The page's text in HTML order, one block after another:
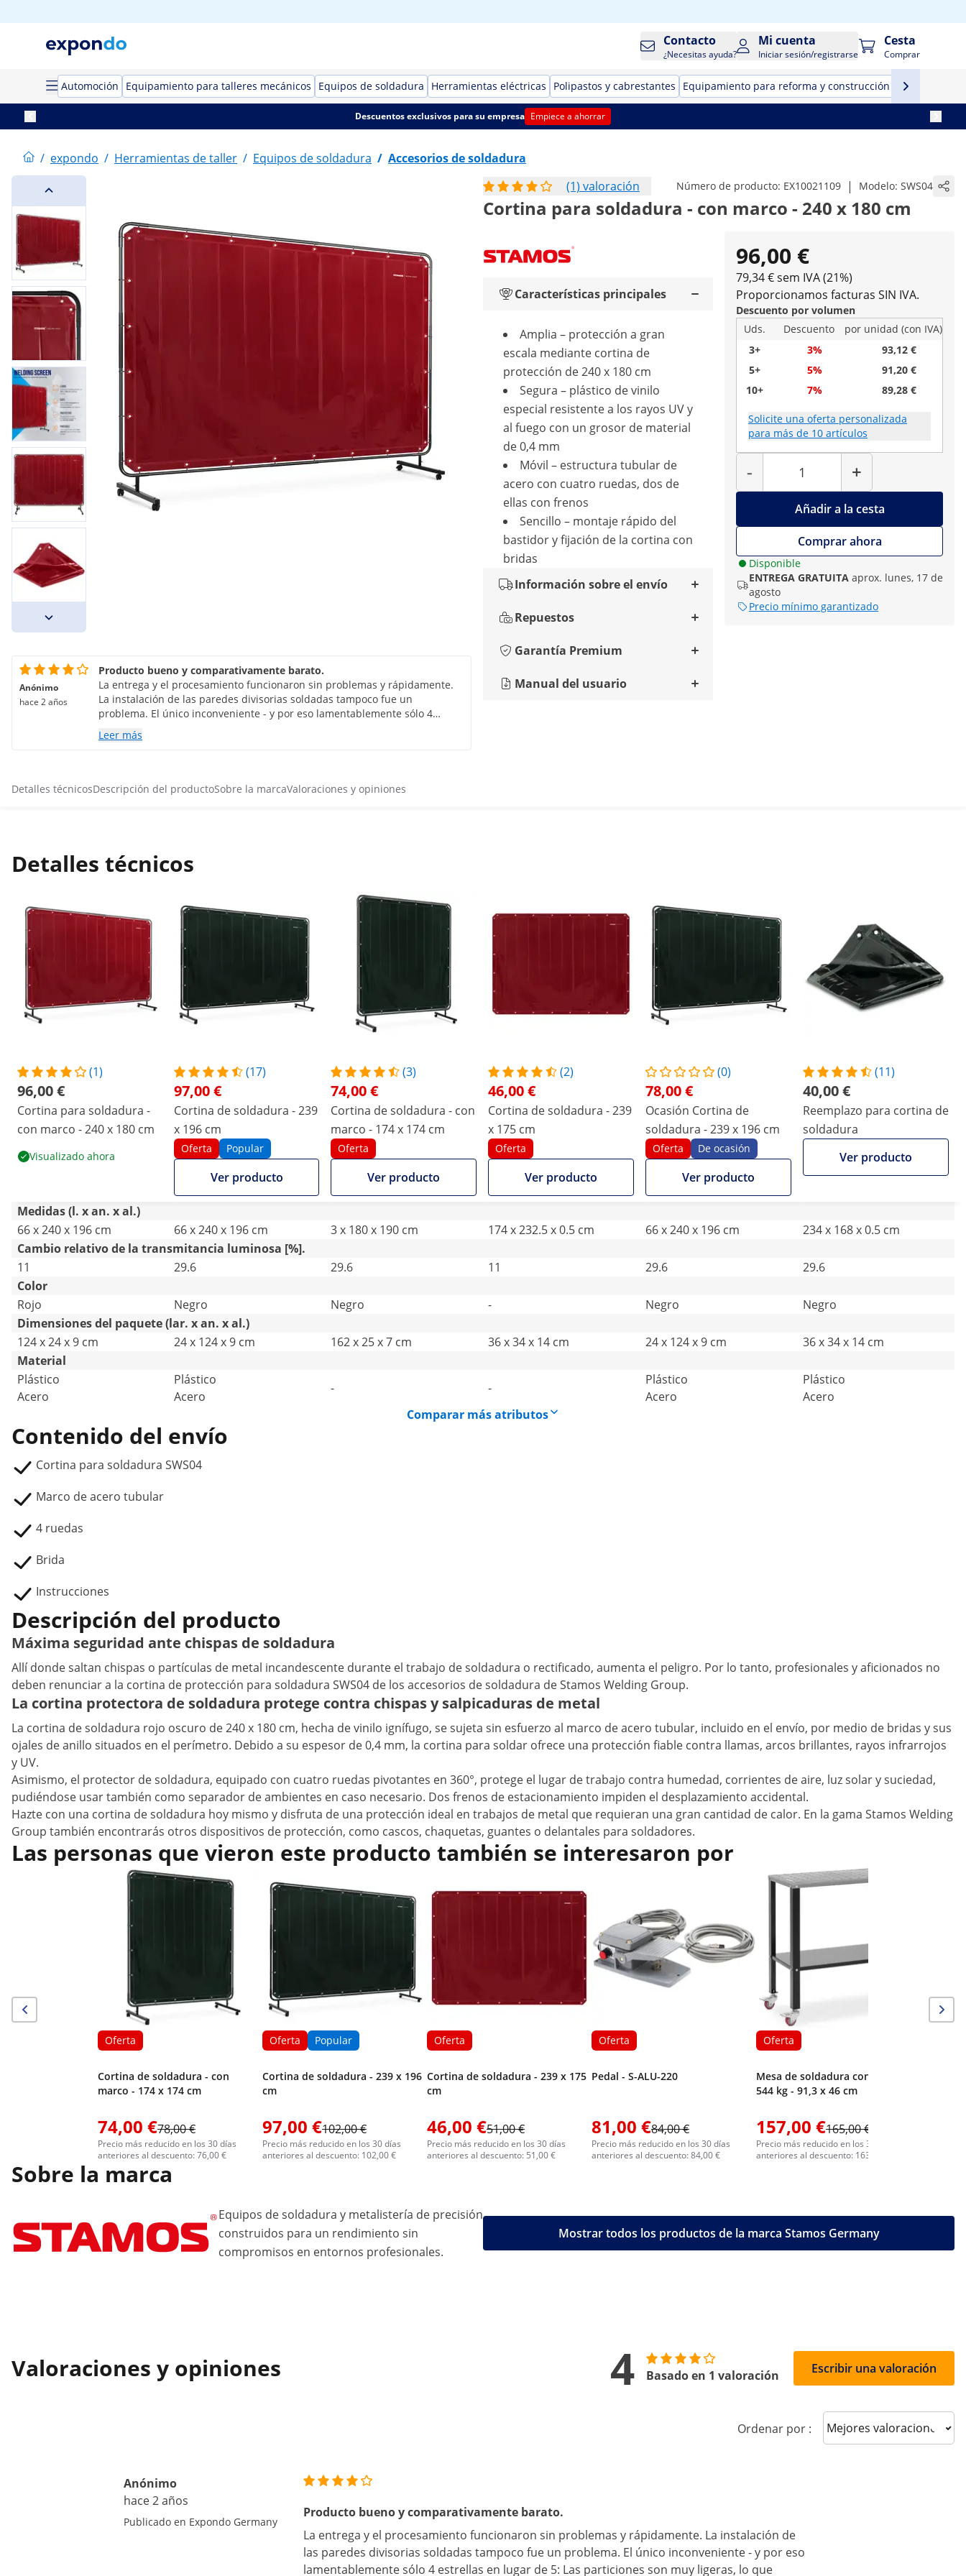
Contacto
¿Necesitas ayuda?
Mi cuenta
Iniciar sesión/registrarse
Cesta
Comprar
Automoción Equipamiento para talleres mecánicos Equipos de soldadura Herramientas eléctricas Polipastos y cabrestantes Equipamiento para reforma y construcción
Descuentos exclusivos para su empresa Empiece a ahorrar
/ expondo / Herramientas de taller / Equipos de soldadura / Accesorios de soldadura
(1) valoración
Número de producto: EX10021109 | Modelo: SWS04
Cortina para soldadura - con marco - 240 x 180 cm
96,00 €
79,34 € sem IVA (21%)
Proporcionamos facturas SIN IVA.
Descuento por volumen
Uds.
Descuento
por unidad (con IVA)
3+
3%
93,12 €
5+
5%
91,20 €
10+
7% 89,28 €
Solicite una oferta personalizada
para más de 10 artículos
-
Cantidad
+
Añadir a la cesta
Comprar ahora
Disponible
ENTREGA GRATUITA aprox. lunes, 17 de
agosto
Precio mínimo garantizado
Características principales
Amplia – protección a gran
escala mediante cortina de
protección de 240 x 180 cm
Segura – plástico de vinilo
especial resistente a los rayos UV y
al fuego con un grosor de material
de 0,4 mm
Móvil – estructura tubular de
acero con cuatro ruedas, dos de
ellas con frenos
Sencillo – montaje rápido del
bastidor y fijación de la cortina con
bridas
Información sobre el envío
Repuestos
Garantía Premium
Manual del usuario
Anónimo
hace 2 años
Producto bueno y comparativamente barato.
La entrega y el procesamiento funcionaron sin problemas y rápidamente.
La instalación de las paredes divisorias soldadas tampoco fue un
problema. El único inconveniente - y por eso lamentablemente sólo 4
estrellas en lugar de 5: Las particiones son muy ligeras, lo que
naturalmente las hace muy móviles, pero esto significa que la estabilidad
Leer más
Detalles técnicosDescripción del productoSobre la marcaValoraciones y opiniones
Detalles técnicos
(1)
96,00 €
Cortina para soldadura -
con marco - 240 x 180 cm
Visualizado ahora
(17)
97,00 €
Cortina de soldadura - 239
x 196 cm
Oferta Popular
Ver producto
(3)
74,00 €
Cortina de soldadura - con
marco - 174 x 174 cm
Oferta
Ver producto
(2)
46,00 €
Cortina de soldadura - 239
x 175 cm
Oferta
Ver producto
(0)
78,00 €
Ocasión Cortina de
soldadura - 239 x 196 cm
Oferta De ocasión
Ver producto
(11)
40,00 €
Reemplazo para cortina de
soldadura
Ver producto
Medidas (l. x an. x al.)
66 x 240 x 196 cm
66 x 240 x 196 cm 3 x 180 x 190 cm 174 x 232.5 x 0.5 cm 66 x 240 x 196 cm
234 x 168 x 0.5 cm
Cambio relativo de la transmitancia luminosa [%].
11
29.6 29.6 11 29.6
29.6
Color
Rojo
Negro Negro - Negro
Negro
Dimensiones del paquete (lar. x an. x al.)
124 x 24 x 9 cm
24 x 124 x 9 cm 162 x 25 x 7 cm 36 x 34 x 14 cm 24 x 124 x 9 cm
36 x 34 x 14 cm
Material
Plástico
Acero
Plástico
Acero
- -
Plástico
Acero
Plástico
Acero
Comparar más atributos
Contenido del envío
Cortina para soldadura SWS04
Marco de acero tubular
4 ruedas
Brida
Instrucciones
Descripción del producto
Máxima seguridad ante chispas de soldadura
Allí donde saltan chispas o partículas de metal incandescente durante el trabajo de soldadura o rectificado, aumenta el peligro. Por lo tanto, profesionales y aficionados no
deben renunciar a la cortina de protección para soldadura SWS04 de los accesorios de soldadura de Stamos Welding Group.
La cortina protectora de soldadura protege contra chispas y salpicaduras de metal
La cortina de soldadura rojo oscuro de 240 x 180 cm, hecha de vinilo ignífugo, se sujeta sin esfuerzo al marco de acero tubular, incluido en el envío, por medio de bridas y sus
ojales de anillo situados en el perímetro. Debido a su espesor de 0,4 mm, la cortina para soldar ofrece una protección fiable contra llamas, arcos brillantes, rayos infrarrojos
y UV.
Asimismo, el protector de soldadura, equipado con cuatro ruedas pivotantes en 360°, protege el lugar de trabajo contra humedad, corrientes de aire, luz solar y suciedad,
pudiéndose usar también como separador de ambientes en caso necesario. Dos frenos de estacionamiento impiden el desplazamiento accidental.
Hazte con una cortina de soldadura hoy mismo y disfruta de una protección ideal en trabajos de metal que requieran una gran cantidad de calor. En la gama Stamos Welding
Group también encontrarás otros dispositivos de protección, como cascos, chaquetas, guantes o delantales para soldadores.
Las personas que vieron este producto también se interesaron por
Oferta
Cortina de soldadura - con
marco - 174 x 174 cm
74,00 €78,00 €
Precio más reducido en los 30 días
anteriores al descuento: 76,00 €
Oferta Popular
Cortina de soldadura - 239 x 196
cm
97,00 €102,00 €
Precio más reducido en los 30 días
anteriores al descuento: 102,00 €
Oferta
Cortina de soldadura - 239 x 175
cm
46,00 €51,00 €
Precio más reducido en los 30 días
anteriores al descuento: 51,00 €
Oferta
Pedal - S-ALU-220
81,00 €84,00 €
Precio más reducido en los 30 días
anteriores al descuento: 84,00 €
Oferta
Mesa de soldadura con ruedas -
544 kg - 91,3 x 46 cm
157,00 €165,00 €
Precio más reducido en los 30 días
anteriores al descuento: 163,00 €
Sobre la marca
Equipos de soldadura y metalistería de precisión
construidos para un rendimiento sin
compromisos en entornos profesionales.
Mostrar todos los productos de la marca Stamos Germany
Valoraciones y opiniones 4 Basado en 1 valoración Escribir una valoración
Ordenar por : Sort reviews
Anónimo
hace 2 años
Publicado en Expondo Germany
Producto bueno y comparativamente barato.
La entrega y el procesamiento funcionaron sin problemas y rápidamente. La instalación de
las paredes divisorias soldadas tampoco fue un problema. El único inconveniente - y por eso
lamentablemente sólo 4 estrellas en lugar de 5: Las particiones son muy ligeras, lo que